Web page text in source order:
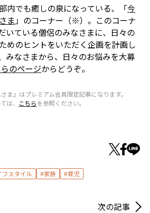
内でも癒しの泉になっている、「今
ま」のコーナー（※）。このコーナ
いている僧侶のみなさまに、日々の
めのヒントをいただく企画を計画し
みなさまから、日々のお悩みを大募
のページからどうぞ。
ま』はプレミアム会員限定記事になります。
は、
こちらを参照ください。
フスタイル 家族 育児
次の記事